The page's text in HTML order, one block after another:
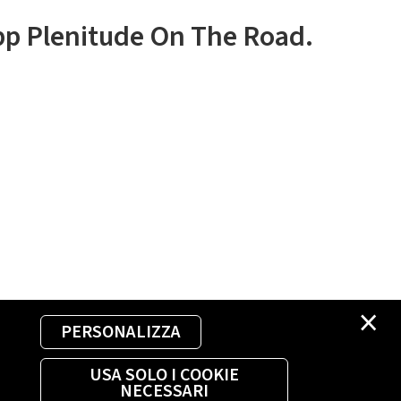
×
PERSONALIZZA
USA SOLO I COOKIE
NECESSARI
Plenitude On The Road.